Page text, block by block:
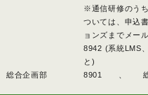
※通信研修のう
ついては、申込
ョンズまでメー
8942 (系統LMS
と)
総合企画部
8901 、